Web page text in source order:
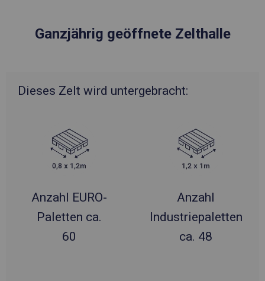
Ganzjährig geöffnete Zelthalle
Dieses Zelt wird untergebracht:
Anzahl EURO-
Paletten ca.
60
Anzahl
Industriepaletten
ca. 48